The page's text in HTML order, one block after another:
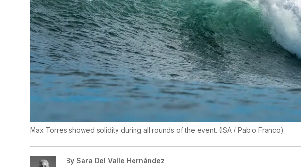
Max Torres showed solidity during all rounds of the event. (ISA / Pablo Franco)
By Sara Del Valle Hernández